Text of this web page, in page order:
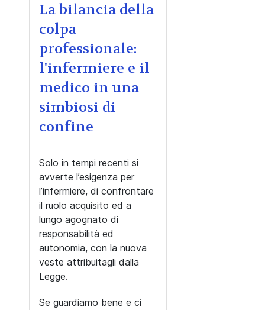
La bilancia della
colpa
professionale:
l'infermiere e il
medico in una
simbiosi di
confine
Solo in tempi recenti si
avverte l’esigenza per
l’infermiere, di confrontare
il ruolo acquisito ed a
lungo agognato di
responsabilità ed
autonomia, con la nuova
veste attribuitagli dalla
Legge.
Se guardiamo bene e ci